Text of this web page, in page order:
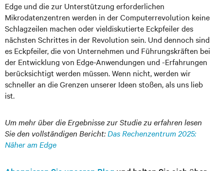
Edge und die zur Unterstützung erforderlichen
Mikrodatenzentren werden in der Computerrevolution keine
Schlagzeilen machen oder vieldiskutierte Eckpfeiler des
nächsten Schrittes in der Revolution sein. Und dennoch sind
es Eckpfeiler, die von Unternehmen und Führungskräften bei
der Entwicklung von Edge-Anwendungen und -Erfahrungen
berücksichtigt werden müssen. Wenn nicht, werden wir
schneller an die Grenzen unserer Ideen stoßen, als uns lieb
ist.
Um mehr über die Ergebnisse zur Studie zu erfahren lesen
Sie den vollständigen Bericht: Das Rechenzentrum 2025:
Näher am Edge